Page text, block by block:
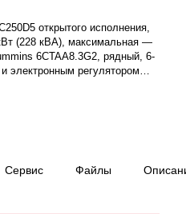
открытого исполнения,
(228 кВА), максимальная —
6CTAA8.3G2, рядный, 6-
электронным регулятором
Частота вращения
трёхфазный, 230/400 В,
гарантия — 12 месяцев или
Сервис Файлы